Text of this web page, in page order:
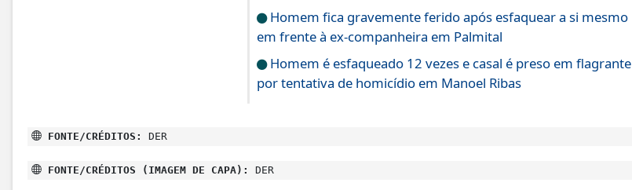
Homem fica gravemente ferido após esfaquear a si mesmo
em frente à ex-companheira em Palmital
Homem é esfaqueado 12 vezes e casal é preso em flagrante
por tentativa de homicídio em Manoel Ribas
FONTE/CRÉDITOS: DER
FONTE/CRÉDITOS (IMAGEM DE CAPA): DER